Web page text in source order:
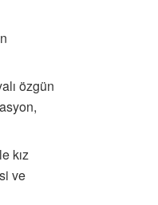
özgün
kız
ve